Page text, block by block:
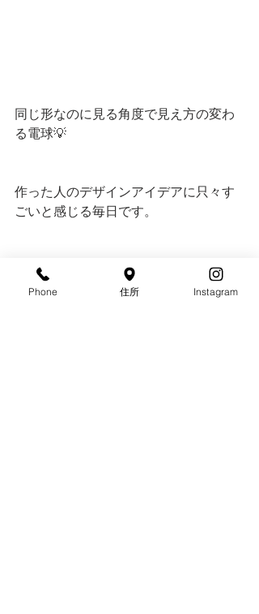
同じ形なのに見る角度で見え方の変わ
る電球💡
作った人のデザインアイデアに只々す
ごいと感じる毎日です。
Linda 柳谷
Phone 住所 Instagram